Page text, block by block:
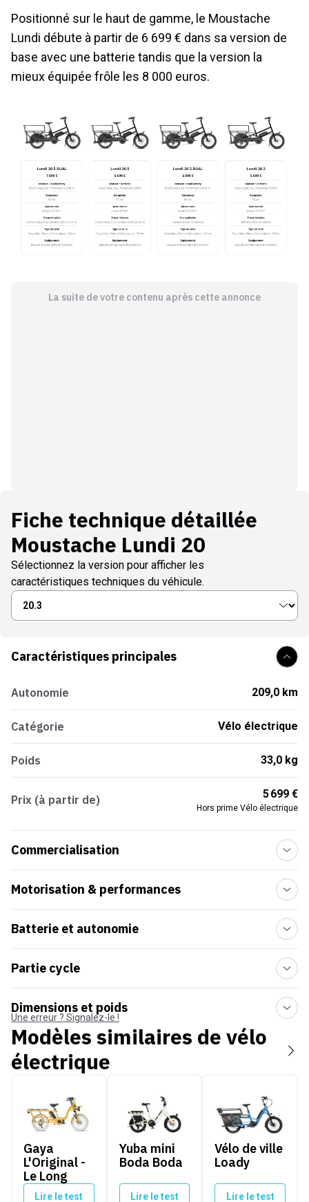
Positionné sur le haut de gamme, le Moustache
Lundi débute à partir de 6 699 € dans sa version de
base avec une batterie tandis que la version la
mieux équipée frôle les 8 000 euros.
La suite de votre contenu après cette annonce
Fiche technique détaillée
Moustache Lundi 20
Sélectionnez la version pour afficher les
caractéristiques techniques du véhicule.
Caractéristiques principales
Autonomie 209,0 km
Catégorie Vélo électrique
Poids 33,0 kg
Prix (à partir de) 5 699 €
Hors prime Vélo électrique
Commercialisation
Motorisation & performances
Batterie et autonomie
Partie cycle
Dimensions et poids
Une erreur ? Signalez-le !
Modèles similaires de vélo
électrique
Gaya L'Original - Le Long
Gaya
L'Original -
Le Long
Lire le test
Yuba mini Boda Boda
Yuba mini
Boda Boda
Lire le test
Vélo de ville Loady
Vélo de ville
Loady
Lire le test